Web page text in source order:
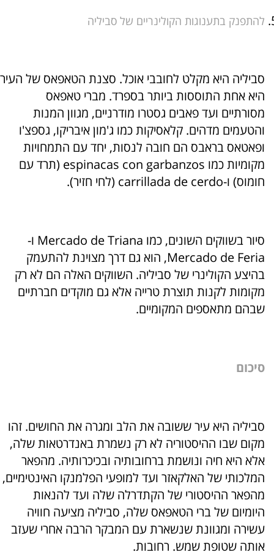
להתפנק בתענוגות הקולינריים של סביליה
סביליה היא מקלט לחובבי אוכל. סצנת הטאפאס של העיר
היא אחת התוססות ביותר בספרד. מברי טאפאס
מסורתיים ועד פאבים גסטרו מודרניים, מגוון המנות
והטעמים מדהים. קלאסיקות כמו ג'מון איבריקו, גספצ'ו
ופאטאס בראבס הם חובה לנסות, יחד עם התמחויות
מקומיות כמו espinacas con garbanzos (תרד עם
חומוס) ו-carrillada de cerdo (לחי חזיר).
סיור בשווקים השונים, כמו Mercado de Triana ו-
Mercado de Feria, הוא גם דרך מצוינת להתעמק
בהיצע הקולינרי של סביליה. השווקים האלה הם לא רק
מקומות לקנות תוצרת טרייה אלא גם מוקדים חברתיים
שבהם מתאספים המקומיים.
סיכום
סביליה היא עיר ששובה את הלב ומגרה את החושים. זהו
מקום שבו ההיסטוריה לא רק נשמרת באנדרטאות שלה,
אלא היא חיה ונושמת ברחובותיה ובכיכרותיה. מהפאר
המלכותי של האלקאזר ועד למופעי הפלמנקו האינטימיים,
מהפאר ההיסטורי של הקתדרלה שלה ועד להנאות
היומיום של ברי הטאפאס שלה, סביליה מציעה חוויה
עשירה ומגוונת שנשארת עם המבקר הרבה אחרי שעזב
אותה שטופת שמש. רחובות.